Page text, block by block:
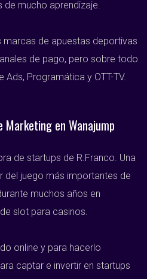
de mucho aprendizaje.
marcas de apuestas deportivas
de pago, pero sobre todo
Programática y OTT-TV.
en Wanajump
de startups de R.Franco. Una
del juego más importantes de
muchos años en
slot para casinos.
online y para hacerlo
captar e invertir en startups